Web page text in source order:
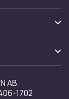
AB
1702